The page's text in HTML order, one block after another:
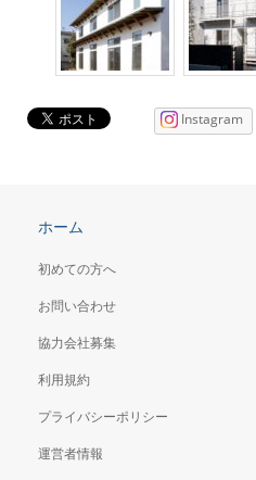
Instagram
ホーム
初めての方へ
お問い合わせ
協力会社募集
利用規約
プライバシーポリシー
運営者情報